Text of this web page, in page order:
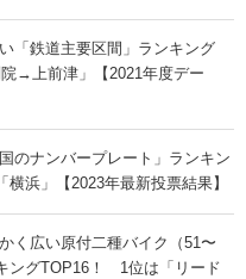
「鉄道主要区間」ランキング
→上前津」【2021年度デー
のナンバープレート」ランキン
浜」【2023年最新投票結果】
く広い原付二種バイク（51〜
ングTOP16！ 1位は「リード